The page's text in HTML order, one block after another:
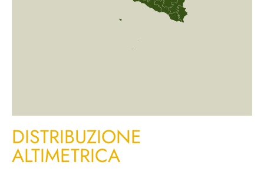
DISTRIBUZIONE
ALTIMETRICA